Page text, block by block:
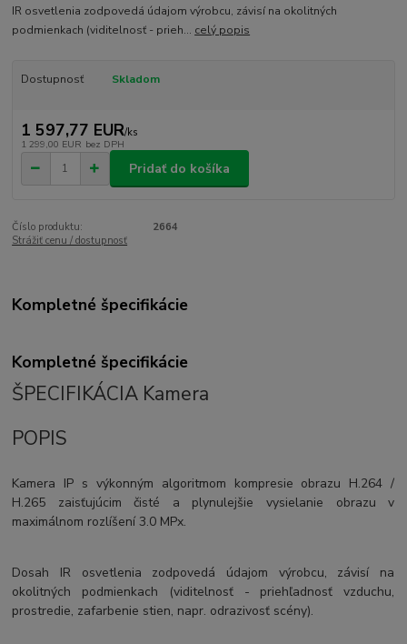
IR osvetlenia zodpovedá údajom výrobcu, závisí na okolitných
podmienkach (viditelnosť - prieh... celý popis
Dostupnosť Skladom
1 597,77 EUR/ks
1 299,00 EUR bez DPH
Pridať do košíka
Číslo produktu:
2664
Strážiť cenu / dostupnosť
Kompletné špecifikácie
Kompletné špecifikácie
ŠPECIFIKÁCIA Kamera
POPIS
Kamera IP s výkonným algoritmom kompresie obrazu H.264 /
H.265 zaisťujúcim čisté a plynulejšie vysielanie obrazu v
maximálnom rozlíšení 3.0 MPx.
Dosah IR osvetlenia zodpovedá údajom výrobcu, závisí na
okolitných podmienkach (viditelnosť - priehľadnosť vzduchu,
prostredie, zafarbenie stien, napr. odrazivosť scény).